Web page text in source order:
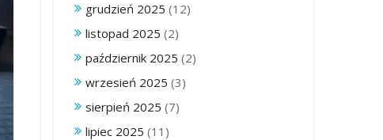
grudzień 2025 (12)
listopad 2025 (2)
październik 2025 (2)
wrzesień 2025 (3)
sierpień 2025 (7)
lipiec 2025 (11)